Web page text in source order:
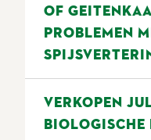
OF
PROBLEMEN
maar een
zuivelmelk
VERKOPEN
BIOLOGISCHE